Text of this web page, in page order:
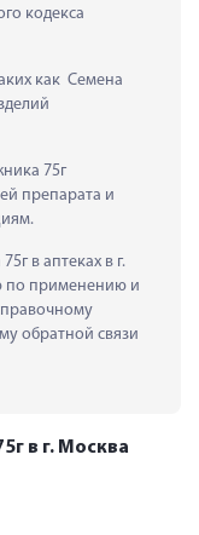
кодекса
как  Семена
75г
препарата и
в аптеках в г.
по применению и
обратной связи
в г. Москва